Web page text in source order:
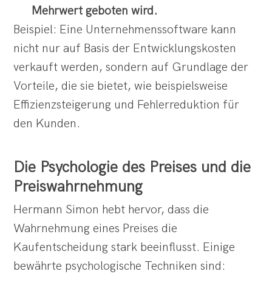
Mehrwert geboten wird.
Beispiel: Eine Unternehmenssoftware kann
nicht nur auf Basis der Entwicklungskosten
verkauft werden, sondern auf Grundlage der
Vorteile, die sie bietet, wie beispielsweise
Effizienzsteigerung und Fehlerreduktion für
den Kunden.
Die Psychologie des Preises und die
Preiswahrnehmung
Hermann Simon hebt hervor, dass die
Wahrnehmung eines Preises die
Kaufentscheidung stark beeinflusst. Einige
bewährte psychologische Techniken sind: